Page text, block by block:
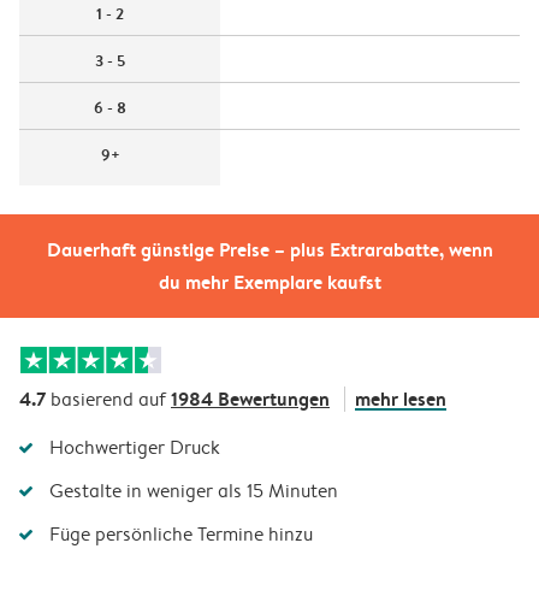
Dauerhaft günstige Preise – plus Extrarabatte, wenn
du mehr Exemplare kaufst
1 - 2
3 - 5
6 - 8
9+
4.7 basierend auf1984 Bewertungen mehr lesen
Hochwertiger Druck
Gestalte in weniger als 15 Minuten
Füge persönliche Termine hinzu